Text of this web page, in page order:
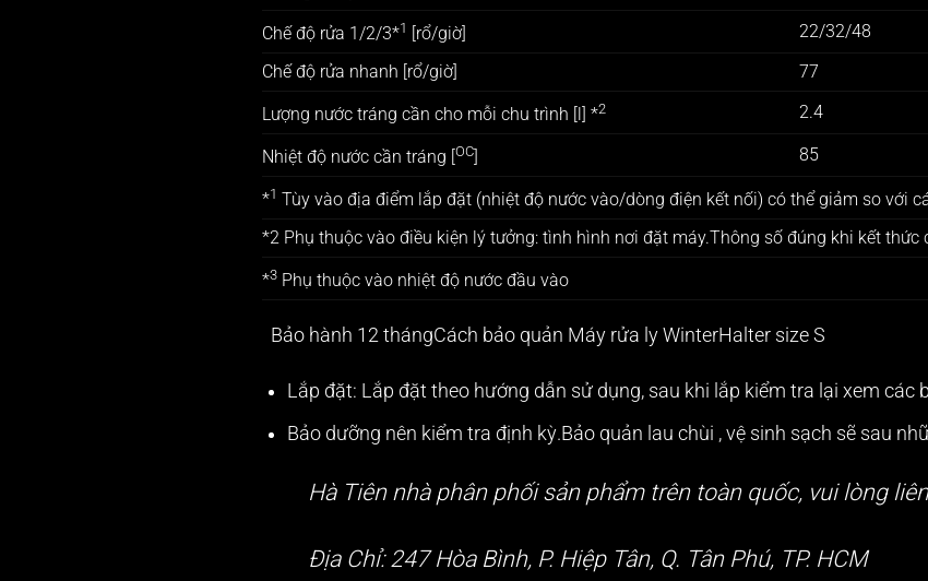
Chế độ rửa 1/2/3*1 [rổ/giờ] 22/32/48
Chế độ rửa nhanh [rổ/giờ]
77
Lượng nước tráng cần cho mỗi chu trình [l] *2 2.4
Nhiệt độ nước cần tráng [OC 85
*1 Tùy vào địa điểm lắp đặt (nhiệt độ nước vào/dòng điện kết nối) có thể giảm so với
*2 Phụ thuộc vào điều kiện lý tưởng: tình hình nơi đặt máy.Thông số đúng khi kết thức
*3 Phụ thuộc vào nhiệt độ nước đầu vào
Bảo hành 12 thángCách bảo quản Máy rửa ly WinterHalter size S
Lắp đặt: Lắp đặt theo hướng dẫn sử dụng, sau khi lắp kiểm tra lại xem các
Bảo dưỡng nên kiểm tra định kỳ.Bảo quản lau chùi , vệ sinh sạch sẽ sau
Hà Tiên nhà phân phối sản phẩm trên toàn quốc, vui lòng
Địa Chỉ: 247 Hòa Bình, P. Hiệp Tân, Q. Tân Phú, TP. HCM